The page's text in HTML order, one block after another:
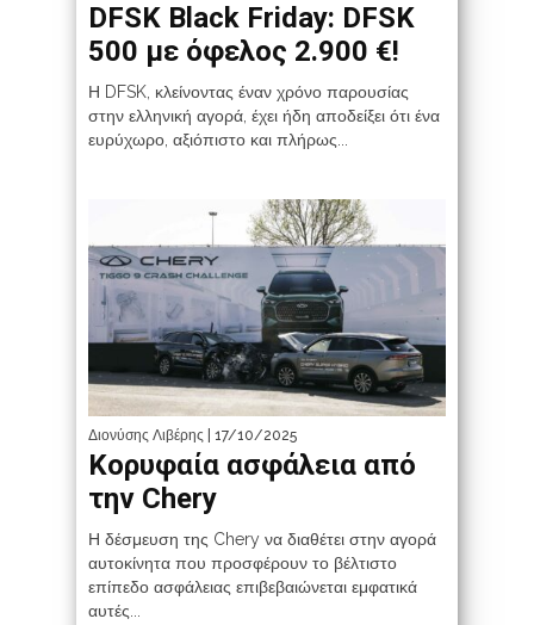
DFSK Black Friday: DFSK
500 με όφελος 2.900 €!
Η DFSK, κλείνοντας έναν χρόνο παρουσίας
στην ελληνική αγορά, έχει ήδη αποδείξει ότι ένα
ευρύχωρο, αξιόπιστο και πλήρως...
Διονύσης Λιβέρης | 17/10/2025
Κορυφαία ασφάλεια από
την Chery
Η δέσμευση της Chery να διαθέτει στην αγορά
αυτοκίνητα που προσφέρουν το βέλτιστο
επίπεδο ασφάλειας επιβεβαιώνεται εμφατικά
αυτές...